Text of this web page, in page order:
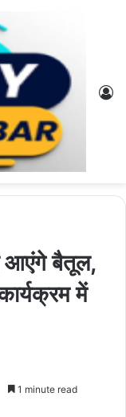
आएंगे बैतूल,
में
1 minute read